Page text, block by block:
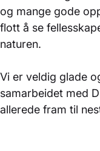
og mange gode
flott å se
naturen.
Vi er veldig glade
samarbeidet med
allerede fram til